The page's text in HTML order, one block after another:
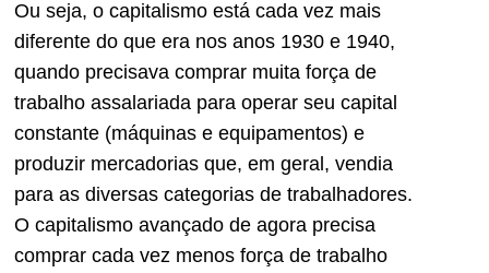
Ou seja, o capitalismo está cada vez mais
diferente do que era nos anos 1930 e 1940,
quando precisava comprar muita força de
trabalho assalariada para operar seu capital
constante (máquinas e equipamentos) e
produzir mercadorias que, em geral, vendia
para as diversas categorias de trabalhadores.
O capitalismo avançado de agora precisa
comprar cada vez menos força de trabalho